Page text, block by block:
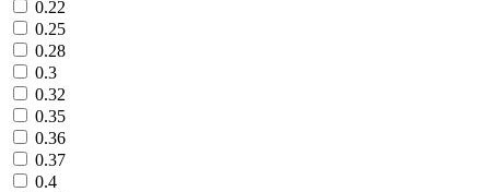
0.22
0.25
0.28
0.3
0.32
0.35
0.36
0.37
0.4